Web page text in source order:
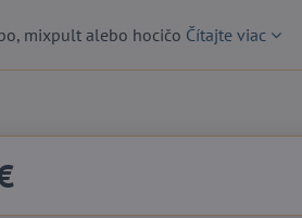
mixpult alebo hocičo Čítajte viac